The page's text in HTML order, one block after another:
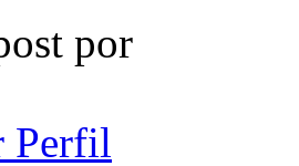
por
Perfil